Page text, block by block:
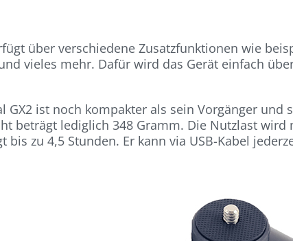
über verschiedene Zusatzfunktionen wie
vieles mehr. Dafür wird das Gerät einfach
GX2 ist noch kompakter als sein Vorgänger
beträgt lediglich 348 Gramm. Die Nutzlast
bis zu 4,5 Stunden. Er kann via USB-Kabel